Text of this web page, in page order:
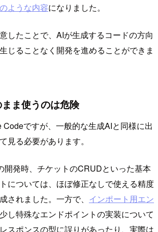
ような内容になりました。
したことで、AIが生成するコードの方向
じることなく開発を進めることができま
ま使うのは危険
ですが、一般的な生成AIと同様に出
見る必要があります。
開発時、チケットのCRUDといった基本
については、ほぼ修正なしで使える精度
されました。一方で、 インポート用エン
し特殊なエンドポイントの実装について
スポンスの型に誤りがあったり、実際は